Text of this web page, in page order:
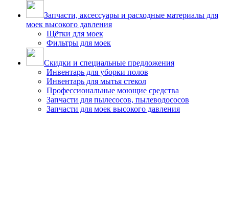
Запчасти, аксессуары и расходные материалы для
моек высокого давления
Щётки для моек
Фильтры для моек
Скидки и специальные предложения
Инвентарь для уборки полов
Инвентарь для мытья стекол
Профессиональные моющие средства
Запчасти для пылесосов, пылеводососов
Запчасти для моек высокого давления